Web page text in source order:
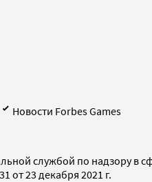
Новости Forbes Games
службой по надзору в
от 23 декабря 2021 г.